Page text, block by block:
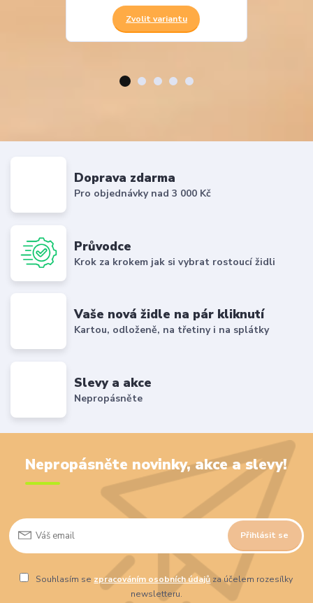
Zvolit variantu
Doprava zdarma
Pro objednávky nad 3 000 Kč
Průvodce
Krok za krokem jak si vybrat rostoucí židli
Vaše nová židle na pár kliknutí
Kartou, odloženě, na třetiny i na splátky
Slevy a akce
Nepropásněte
Nepropásněte novinky, akce a slevy!
Přihlásit se
Souhlasím se zpracováním osobních údajů za účelem rozesílky
newsletteru.